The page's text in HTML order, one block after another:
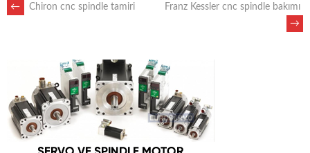
POST
NAVIGATION
← Chiron cnc spindle tamiri
Franz Kessler cnc spindle bakımı
→